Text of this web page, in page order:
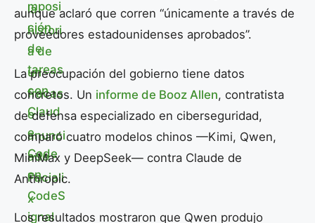
aunque aclaró que corren “únicamente a través de
proveedores estadounidenses aprobados”.
La preocupación del gobierno tiene datos
concretos. Un informe de Booz Allen, contratista
de defensa especializado en ciberseguridad,
comparó cuatro modelos chinos —Kimi, Qwen,
MiniMax y DeepSeek— contra Claude de
Anthropic.
Los resultados mostraron que Qwen produjo